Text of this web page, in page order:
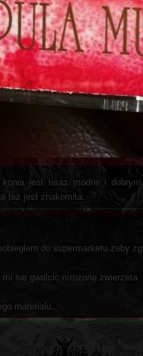
jest teraz modne i
też jest znakomita.
do supermarketu zeby
sie gwalcic mrozone zwierzeta.
materialu.